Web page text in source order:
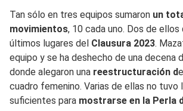
Tan sólo en tres equipos sumaron un
movimientos, 10 cada uno. Dos de ellos
últimos lugares del Clausura 2023.
equipo y se ha deshecho de una decena
donde alegaron una reestructuración d
cuadro femenino. Varias de ellas no tuvo
suficientes para mostrarse en la Perla